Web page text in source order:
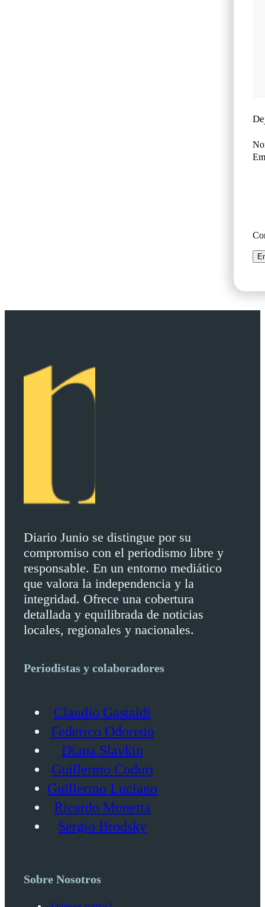
Diario Junio se distingue por su
compromiso con el periodismo libre y
responsable. En un entorno mediático
que valora la independencia y la
integridad. Ofrece una cobertura
detallada y equilibrada de noticias
locales, regionales y nacionales.
Periodistas y colaboradores
Claudio Gastaldi
Federico Odorisio
Diana Slavkin
Guillermo Coduri
Guillermo Luciano
Ricardo Monetta
Sergio Brodsky
Sobre Nosotros